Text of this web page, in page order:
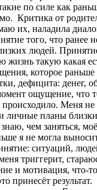
по силе как
Критика от
их, наладила
того, что ранее
людей.
жизнь такую какая
которое раньше
дефицита: денег,
ощущение, что
Меня не
личные планы
чем заняться,
я не могла
ситуаций,
триггерит,
и мотивация, что-
принесёт результат.